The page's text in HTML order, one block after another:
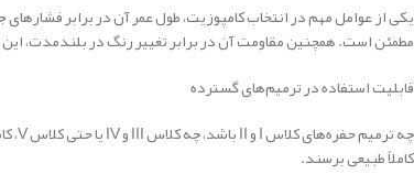
یکی از عوامل مهم در انتخاب کامپوزیت، طول عمر آن در برابر
مطمئن است. همچنین مقاومت آن در برابر تغییر رنگ در بلندمدت،
قابلیت استفاده در ترمیم‌های گسترده
کاملاً طبیعی برسند.